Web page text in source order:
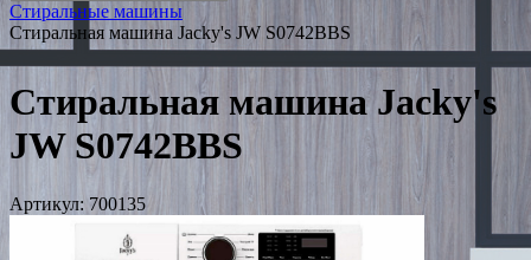
Стиральные машины
Стиральная машина Jacky's JW S0742BBS
Стиральная машина Jacky's
JW S0742BBS
Артикул: 700135